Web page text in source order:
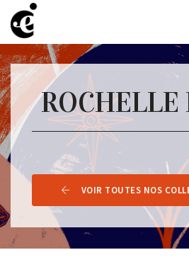
ROCHELLE
VOIR TOUTES NOS